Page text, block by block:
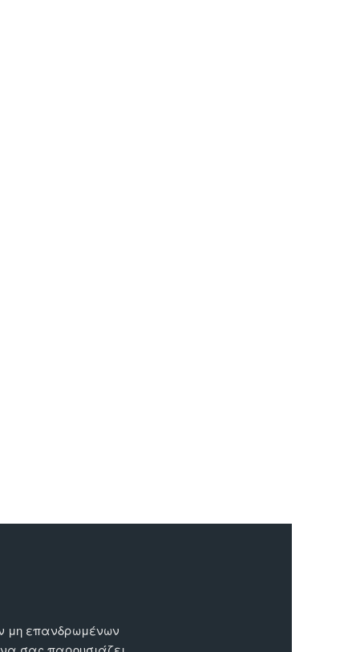
μη επανδρωμένων